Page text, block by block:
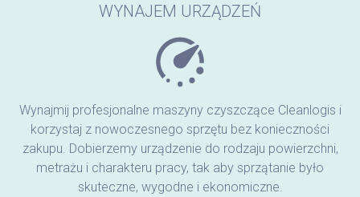
WYNAJEM URZĄDZEŃ
Wynajmij profesjonalne maszyny czyszczące Cleanlogis i
korzystaj z nowoczesnego sprzętu bez konieczności
zakupu. Dobierzemy urządzenie do rodzaju powierzchni,
metrażu i charakteru pracy, tak aby sprzątanie było
skuteczne, wygodne i ekonomiczne.